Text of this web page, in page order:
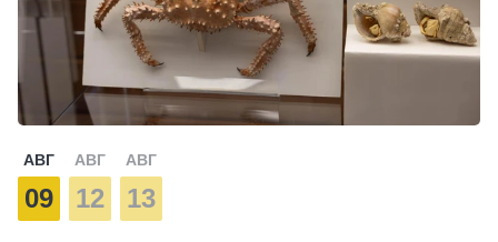
АВГ
09
АВГ
12
АВГ
13